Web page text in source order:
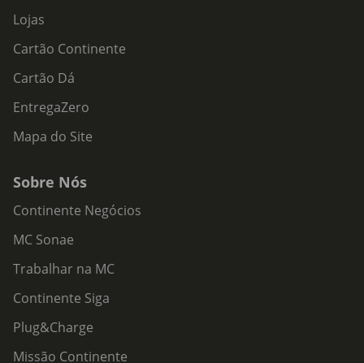
Lojas
Cartão Continente
Cartão Dá
EntregaZero
Mapa do Site
Sobre Nós
Continente Negócios
MC Sonae
Trabalhar na MC
Continente Siga
Plug&Charge
Missão Continente